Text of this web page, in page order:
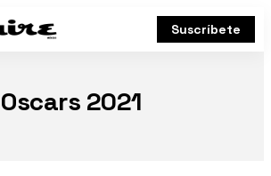
Suscríbete
Oscars 2021